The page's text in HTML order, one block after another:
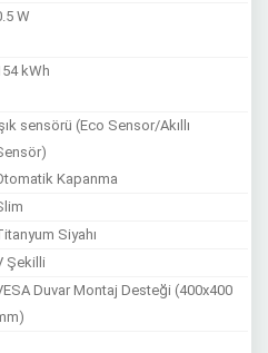
W
kWh
sensörü (Eco Sensor/Akıllı
Kapanma
Siyahı
Şekilli
Duvar Montaj Desteği (400x400